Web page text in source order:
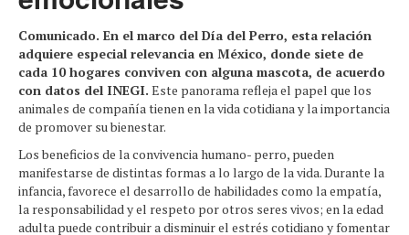
Comunicado. En el marco del Día del Perro, esta relación
adquiere especial relevancia en México, donde siete de
cada 10 hogares conviven con alguna mascota, de acuerdo
con datos del INEGI. Este panorama refleja el papel que los
animales de compañía tienen en la vida cotidiana y la importancia
de promover su bienestar.
Los beneficios de la convivencia humano- perro, pueden
manifestarse de distintas formas a lo largo de la vida. Durante la
infancia, favorece el desarrollo de habilidades como la empatía,
la responsabilidad y el respeto por otros seres vivos; en la edad
adulta puede contribuir a disminuir el estrés cotidiano y fomentar